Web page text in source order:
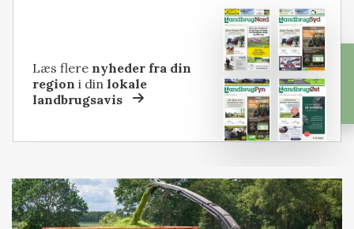
Læs flere nyheder fra din
region i dinlokale
landbrugsavis